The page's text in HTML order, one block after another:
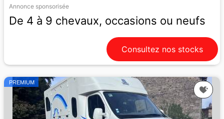
Annonce sponsorisée
De 4 à 9 chevaux, occasions ou neufs
Consultez nos stocks
PREMIUM